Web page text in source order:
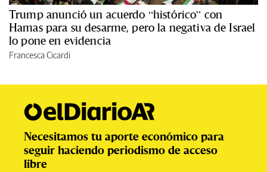
Trump anunció un acuerdo “histórico” con
Hamas para su desarme, pero la negativa de Israel
lo pone en evidencia
Francesca Cicardi
Necesitamos tu aporte económico para
seguir haciendo periodismo de acceso
libre